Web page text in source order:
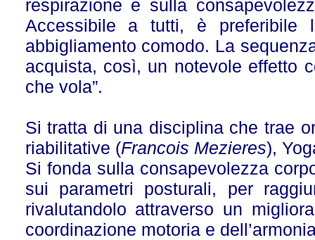
respirazione e sulla
Accessibile a tutti, è preferibile
abbigliamento comodo. La
acquista, così, un notevole effetto
che vola”.
Si tratta di una disciplina che trae
riabilitative (Francois Mezieres),
Si fonda sulla consapevolezza
sui parametri posturali, per
rivalutandolo attraverso un
coordinazione motoria e